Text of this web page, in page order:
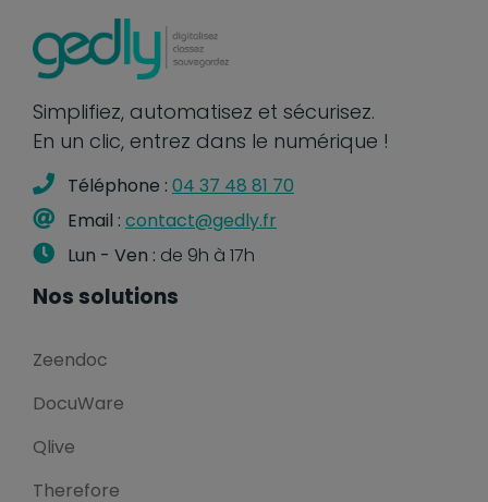
Simplifiez, automatisez et sécurisez.
En un clic, entrez dans le numérique !
Téléphone : 04 37 48 81 70
Email : contact@gedly.fr
Lun - Ven : de 9h à 17h
Nos solutions
Zeendoc
DocuWare
Qlive
Therefore